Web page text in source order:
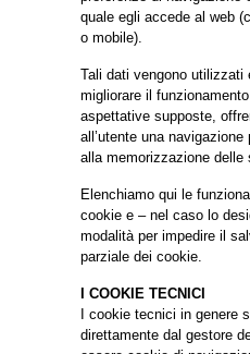
quale egli accede al web
o mobile).
Tali dati vengono utilizzati
migliorare il
aspettative supposte,
all’utente una
alla memorizzazione delle
Elenchiamo qui le
cookie e – nel caso lo
modalità per impedire il
parziale dei cookie.
I COOKIE TECNICI
I cookie tecnici in genere
direttamente dal gestore